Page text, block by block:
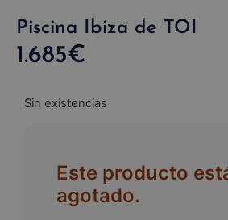
Piscina Ibiza de TOI
1.685€
Sin existencias
Este producto
agotado.